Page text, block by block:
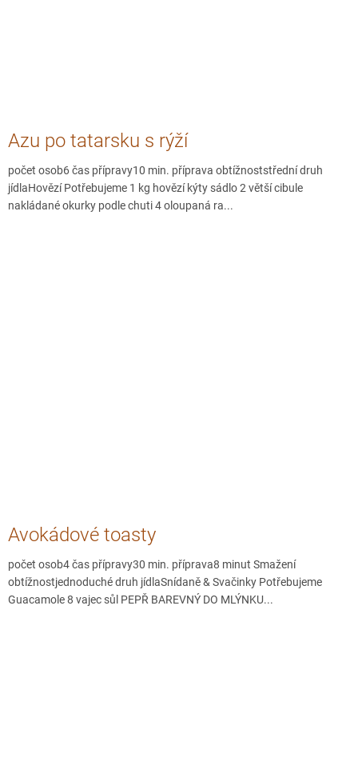
Azu po tatarsku s rýží
počet osob6 čas přípravy10 min. příprava obtížnoststřední druh
jídlaHovězí Potřebujeme 1 kg hovězí kýty sádlo 2 větší cibule
nakládané okurky podle chuti 4 oloupaná ra...
Avokádové toasty
počet osob4 čas přípravy30 min. příprava8 minut Smažení
obtížnostjednoduché druh jídlaSnídaně & Svačinky Potřebujeme
Guacamole 8 vajec sůl PEPŘ BAREVNÝ DO MLÝNKU...